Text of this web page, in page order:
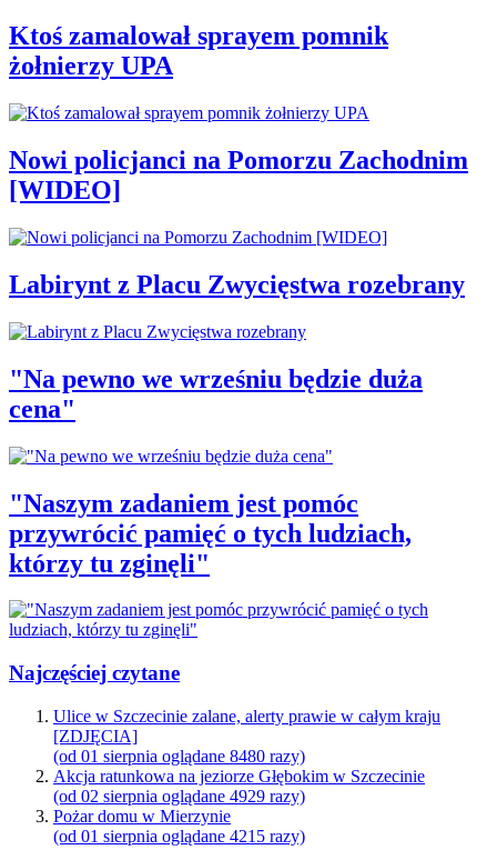
Ktoś zamalował sprayem pomnik
żołnierzy UPA
Nowi policjanci na Pomorzu Zachodnim
[WIDEO]
Labirynt z Placu Zwycięstwa rozebrany
"Na pewno we wrześniu będzie duża
cena"
"Naszym zadaniem jest pomóc
przywrócić pamięć o tych ludziach,
którzy tu zginęli"
Najczęściej czytane
Ulice w Szczecinie zalane, alerty prawie w całym kraju
[ZDJĘCIA]
(od 01 sierpnia oglądane 8480 razy)
Akcja ratunkowa na jeziorze Głębokim w Szczecinie
(od 02 sierpnia oglądane 4929 razy)
Pożar domu w Mierzynie
(od 01 sierpnia oglądane 4215 razy)